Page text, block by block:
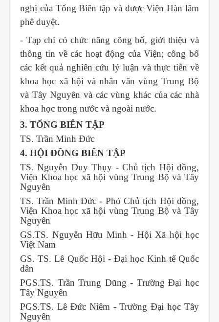
nghị của Tổng Biên tập và được Viện Hàn lâm
phê duyệt.
- Tạp chí có chức năng công bố, giới thiệu và
thông tin về các hoạt động của Viện; công bố
các kết quả nghiên cứu lý luận và thực tiễn về
khoa học xã hội và nhân văn vùng Trung Bộ
và Tây Nguyên và các vùng khác của các nhà
khoa học trong nước và ngoài nước.
3. TỔNG BIÊN TẬP
TS. Trần Minh Đức
4. HỘI ĐỒNG BIÊN TẬP
TS. Nguyễn Duy Thụy - Chủ tịch Hội đồng,
Viện Khoa học xã hội vùng Trung Bộ và Tây
Nguyên
TS. Trần Minh Đức - Phó Chủ tịch Hội đồng,
Viện Khoa học xã hội vùng Trung Bộ và Tây
Nguyên
GS.TS. Nguyễn Hữu Minh - Hội Xã hội học
Việt Nam
GS. TS. Lê Quốc Hội - Đại học Kinh tế Quốc
dân
PGS.TS. Trần Trung Dũng - Trường Đại học
Tây Nguyên
PGS.TS. Lê Đức Niêm - Trường Đại học Tây
Nguyên